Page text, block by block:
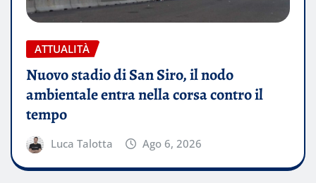
ATTUALITÀ
Nuovo stadio di San Siro, il nodo
ambientale entra nella corsa contro il
tempo
Luca Talotta Ago 6, 2026